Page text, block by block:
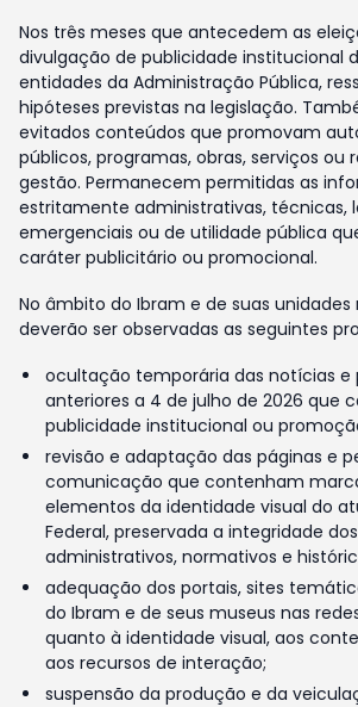
Nos três meses que antecedem as
divulgação de publicidade institucional
entidades da Administração Pública,
hipóteses previstas na legislação.
evitados conteúdos que promovam
públicos, programas, obras, serviços ou
gestão. Permanecem permitidas as
estritamente administrativas, técnicas,
emergenciais ou de utilidade pública
caráter publicitário ou promocional.
No âmbito do Ibram e de suas unidades
deverão ser observadas as seguintes
ocultação temporária das notícias e
anteriores a 4 de julho de 2026 que
publicidade institucional ou
revisão e adaptação das páginas e
comunicação que contenham
elementos da identidade visual do
Federal, preservada a integridade
administrativos, normativos e
adequação dos portais, sites
do Ibram e de seus museus nas
quanto à identidade visual, aos
aos recursos de interação;
suspensão da produção e da